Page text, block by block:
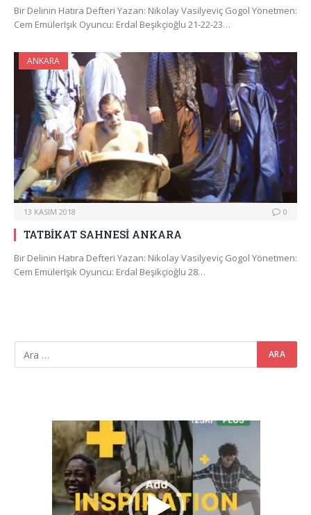
Bir Delinin Hatıra Defteri Yazan: Nikolay Vasilyeviç Gogol Yönetmen:
Cem EmülerIşık Oyuncu: Erdal Beşikçioğlu 21-22-23…
ANKARA
13 KASIM 2018 0
TATBİKAT SAHNESİ ANKARA
Bir Delinin Hatıra Defteri Yazan: Nikolay Vasilyeviç Gogol Yönetmen:
Cem EmülerIşık Oyuncu: Erdal Beşikçioğlu 28…
Video
oynatıcı